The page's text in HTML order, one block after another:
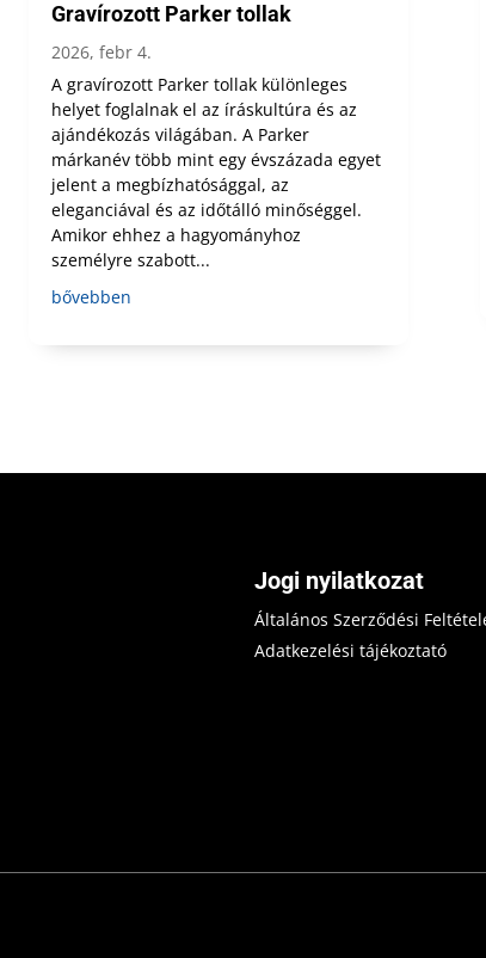
Gravírozott Parker tollak
2026, febr 4.
A gravírozott Parker tollak különleges
helyet foglalnak el az íráskultúra és az
ajándékozás világában. A Parker
márkanév több mint egy évszázada egyet
jelent a megbízhatósággal, az
eleganciával és az időtálló minőséggel.
Amikor ehhez a hagyományhoz
személyre szabott...
bővebben
Jogi nyilatkozat
Általános Szerződési
Adatkezelési tájékoztató